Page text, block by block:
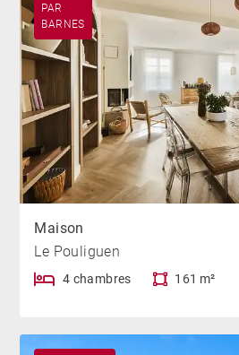
PAR
BARNES
Maison
Le Pouliguen
4 chambres 161 m²